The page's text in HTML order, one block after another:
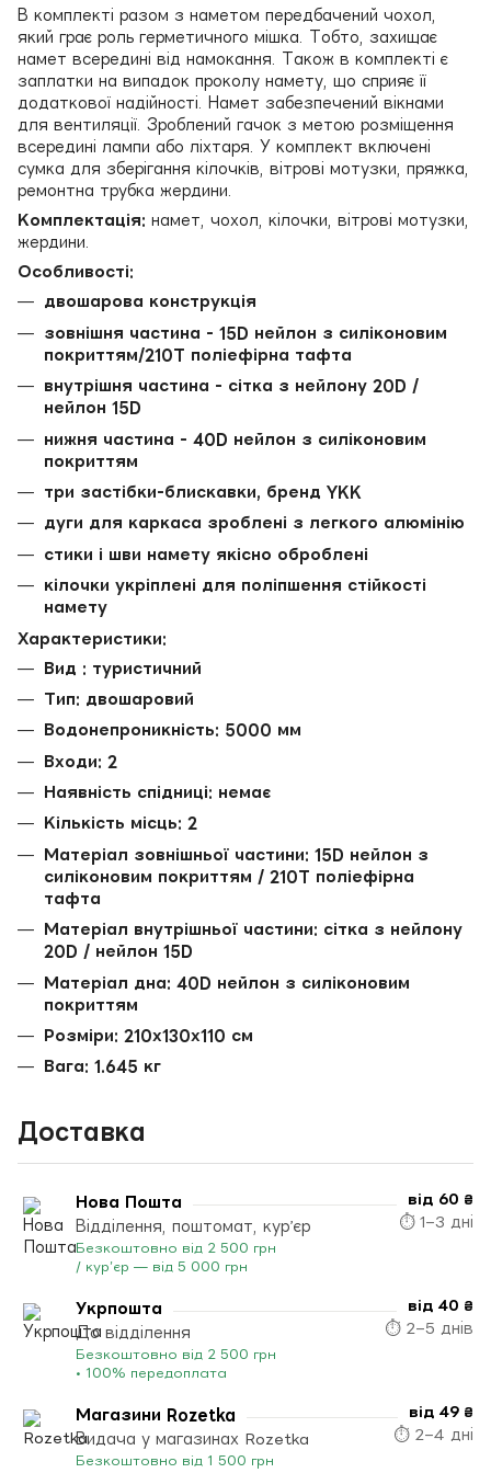
В комплекті разом з наметом передбачений чохол,
який грає роль герметичного мішка. Тобто, захищає
намет всередині від намокання. Також в комплекті є
заплатки на випадок проколу намету, що сприяє її
додаткової надійності. Намет забезпечений вікнами
для вентиляції. Зроблений гачок з метою розміщення
всередині лампи або ліхтаря. У комплект включені
сумка для зберігання кілочків, вітрові мотузки, пряжка,
ремонтна трубка жердини.
Комплектація: намет, чохол, кілочки, вітрові мотузки,
жердини.
Особливості:
двошарова конструкція
зовнішня частина - 15D нейлон з силіконовим
покриттям/210T поліефірна тафта
внутрішня частина - сітка з нейлону 20D /
нейлон 15D
нижня частина - 40D нейлон з силіконовим
покриттям
три застібки-блискавки, бренд YKK
дуги для каркаса зроблені з легкого алюмінію
стики і шви намету якісно оброблені
кілочки укріплені для поліпшення стійкості
намету
Характеристики:
Вид : туристичний
Тип: двошаровий
Водонепроникність: 5000 мм
Входи: 2
Наявність спідниці: немає
Кількість місць: 2
Матеріал зовнішньої частини: 15D нейлон з
силіконовим покриттям / 210T поліефірна
тафта
Матеріал внутрішньої частини: сітка з нейлону
20D / нейлон 15D
Матеріал дна: 40D нейлон з силіконовим
покриттям
Розміри: 210х130х110 см
Вага: 1.645 кг
Доставка
Нова Пошта
Відділення, поштомат, кур’єр
Безкоштовно від 2 500 грн
/ кур’єр — від 5 000 грн
від 60 ₴
⏱ 1–3 дні
Укрпошта
До відділення
Безкоштовно від 2 500 грн
• 100% передоплата
від 40 ₴
⏱ 2–5 днів
Магазини Rozetka
Видача у магазинах Rozetka
Безкоштовно від 1 500 грн
від 49 ₴
⏱ 2–4 дні